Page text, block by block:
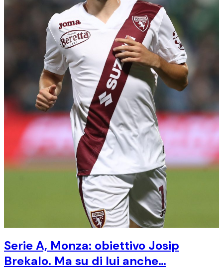
Serie A, Monza: obiettivo Josip
Brekalo. Ma su di lui anche…